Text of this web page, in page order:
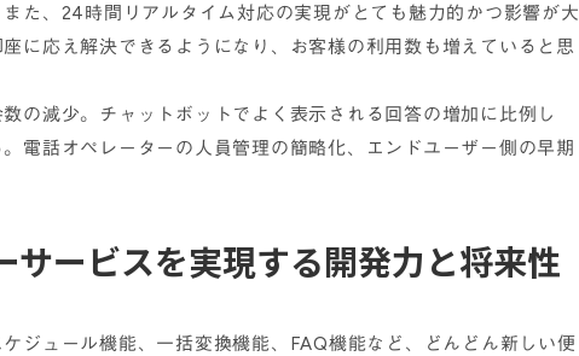
た、24時間リアルタイム対応の実現がとても魅力的かつ影響が大
に応え解決できるようになり、お客様の利用数も増えていると思
の減少。チャットボットでよく表示される回答の増加に比例し
電話オペレーターの人員管理の簡略化、エンドユーザー側の早期
サービスを実現する開発力と将来性
ジュール機能、一括変換機能、FAQ機能など、どんどん新しい便